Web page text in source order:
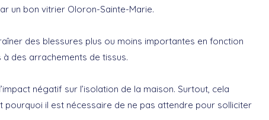
un bon vitrier Oloron-Sainte-Marie.
des blessures plus ou moins importantes en fonction
des arrachements de tissus.
négatif sur l’isolation de la maison. Surtout, cela
pourquoi il est nécessaire de ne pas attendre pour solliciter